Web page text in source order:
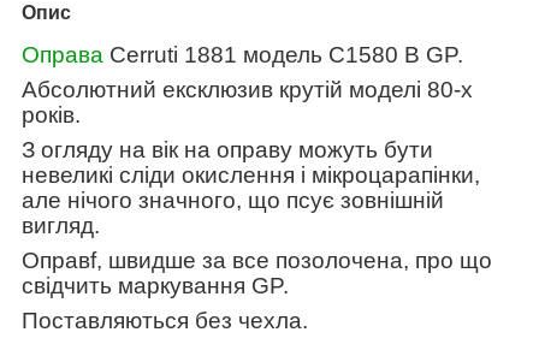
Опис
Оправа Cerruti 1881 модель C1580 B GP.
Абсолютний ексклюзив крутій моделі 80-х
років.
З огляду на вік на оправу можуть бути
невеликі сліди окислення і мікроцарапінки,
але нічого значного, що псує зовнішній
вигляд.
Оправf, швидше за все позолочена, про що
свідчить маркування GP.
Поставляються без чехла.